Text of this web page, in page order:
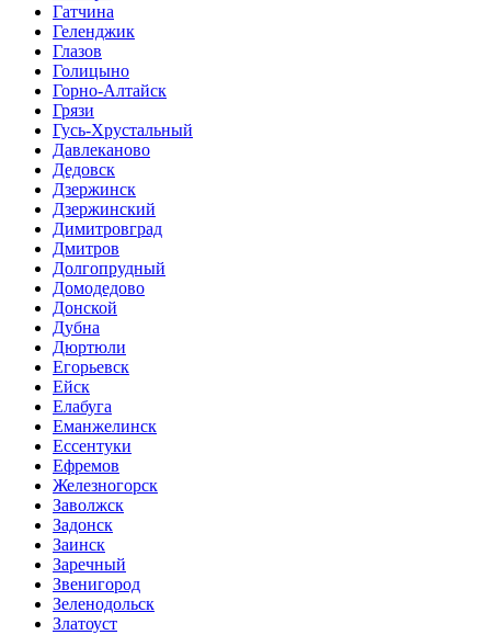
Гатчина
Геленджик
Глазов
Голицыно
Горно-Алтайск
Грязи
Гусь-Хрустальный
Давлеканово
Дедовск
Дзержинск
Дзержинский
Димитровград
Дмитров
Долгопрудный
Домодедово
Донской
Дубна
Дюртюли
Егорьевск
Ейск
Елабуга
Еманжелинск
Ессентуки
Ефремов
Железногорск
Заволжск
Задонск
Заинск
Заречный
Звенигород
Зеленодольск
Златоуст